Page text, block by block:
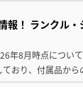
報！ ランクル
年8月時点につい
ており、付属品か